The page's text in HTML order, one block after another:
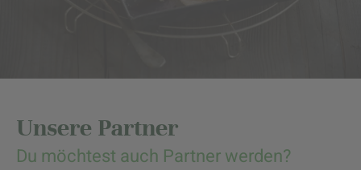
Unsere Partner
Du möchtest auch Partner werden?